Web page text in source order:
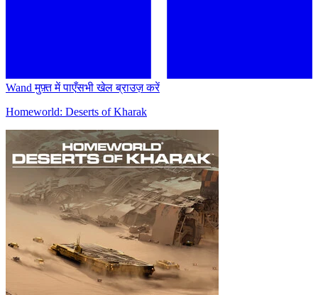
Wand मुफ़्त में पाएँसभी खेल ब्राउज़ करें
Homeworld: Deserts of Kharak